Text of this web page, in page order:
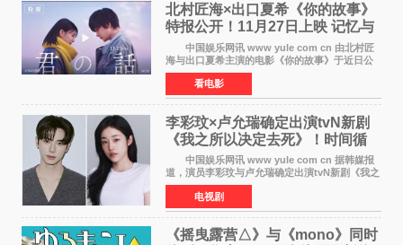
北村匠海×出口夏希《你的故事》
特报公开！11月27日上映 记忆与
初恋的奇幻交织
中国娱乐网讯 www yule com cn 由北村匠
海与出口夏希主演的电影《你的故事》于近日公
开特报影像，正式定档11月27日上映。 本片
改编自三秋缒同名小说，编剧由曾执笔《孤独摇
滚！》的吉田惠
看电影
李彩玟×卢允瑞确定出演tvN新剧
《我之所以决定去死》！时间循
环青春爱情来袭
中国娱乐网讯 www yule com cn 据韩媒报
道，演员李彩玟与卢允瑞确定出演tvN新剧《我之
所以决定去死》，分别担任男女主角。该剧预计
将于明年播出，引发观众期待。 本剧改编自
NAVER同名人气
电视剧
《摇曳露营△》与《mono》同时